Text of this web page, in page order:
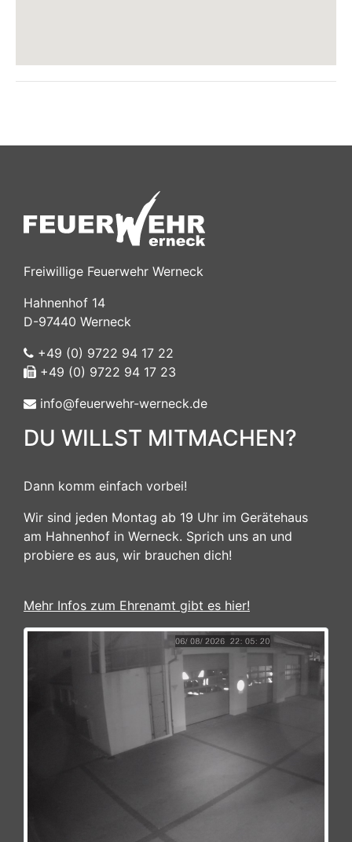
Freiwillige Feuerwehr Werneck
Hahnenhof 14
D-97440 Werneck
+49 (0) 9722 94 17 22
+49 (0) 9722 94 17 23
info@feuerwehr-werneck.de
DU WILLST MITMACHEN?
Dann komm einfach vorbei!
Wir sind jeden Montag ab 19 Uhr im Gerätehaus
am Hahnenhof in Werneck. Sprich uns an und
probiere es aus, wir brauchen dich!
Mehr Infos zum Ehrenamt gibt es hier!